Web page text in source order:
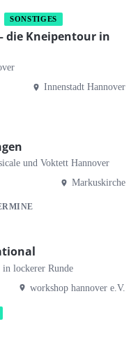
SONSTIGES
die Kneipentour in
Innenstadt Hannover
und Voktett Hannover
Markuskirche
in lockerer Runde
workshop hannover e.V.